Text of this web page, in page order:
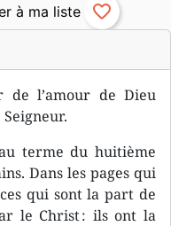
de l’amour de Dieu
terme du huitième
Dans les pages qui
qui sont la part de
le Christ : ils ont la
favorite_border